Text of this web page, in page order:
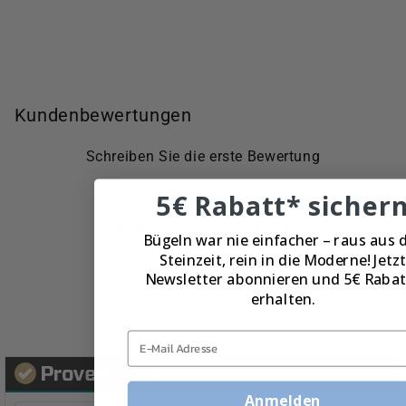
Kundenbewertungen
Schreiben Sie die erste Bewertung
Mehr Infos
5€ Rabatt*
Bügeln war nie einfacher – raus aus
Steinzeit, rein in die Moderne! Jetzt
Newsletter abonnieren und 5€
erhalten.
E-Mail Adresse
Anmelden